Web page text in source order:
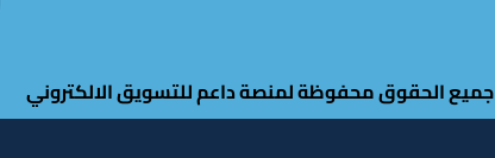
جميع الحقوق محفوظة لمنصة داعم للتسويق الالكتروني